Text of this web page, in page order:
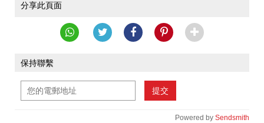
分享此頁面
保持聯繫
提交
Powered by Sendsmith